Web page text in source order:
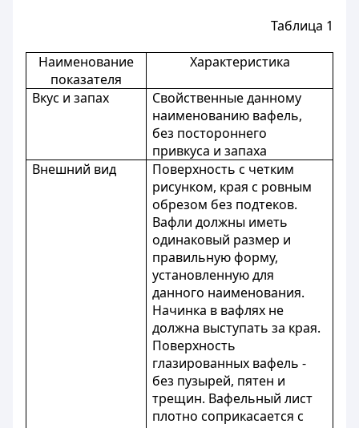
Таблица 1
Наименование
показателя
Характеристика
Вкус и запах
Свойственные данному
наименованию вафель,
без постороннего
привкуса и запаха
Внешний вид
Поверхность с четким
рисунком, края с ровным
обрезом без подтеков.
Вафли должны иметь
одинаковый размер и
правильную форму,
установленную для
данного наименования.
Начинка в вафлях не
должна выступать за края.
Поверхность
глазированных вафель -
без пузырей, пятен и
трещин. Вафельный лист
плотно соприкасается с